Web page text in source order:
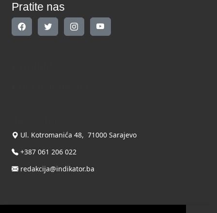
Pratite nas
Ul. Kotromanića 48, 71000 Sarajevo
+387 061 206 022
redakcija@indikator.ba